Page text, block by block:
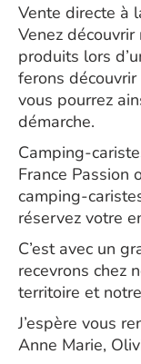
Vente directe à
Venez
produits lors
ferons
vous pourrez
démarche.
Camping-
France Passion
camping-
réservez votre
C’est avec un
recevrons chez
territoire et
J’espère vous
Anne Marie,